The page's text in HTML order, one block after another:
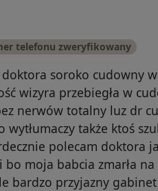
telefonu zweryfikowany
soroko cudowny
wizyra przebiegła w
nerwów totalny luz dr
wytłumaczy także ktoś
polecam doktora
bo moja babcia zmarła
bardzo przyjazny gabinet